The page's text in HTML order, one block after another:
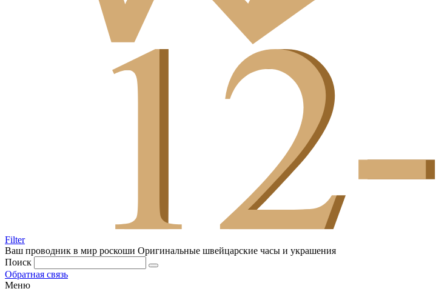
Filter
Ваш проводник в мир роскоши Оригинальные швейцарские часы и украшения
Поиск
Обратная связь
Меню